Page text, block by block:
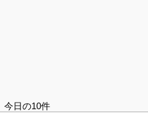
今日の10件